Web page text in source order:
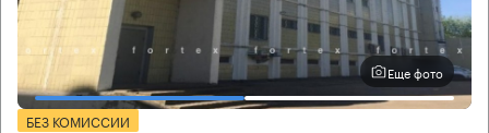
Еще фото
БЕЗ КОМИССИИ